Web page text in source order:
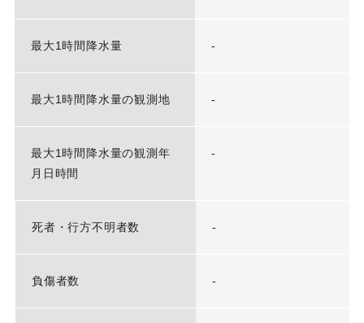
最大1時間降水量 -
最大1時間降水量の観測地 -
最大1時間降水量の観測年
月日時間
-
死者・行方不明者数 -
負傷者数 -